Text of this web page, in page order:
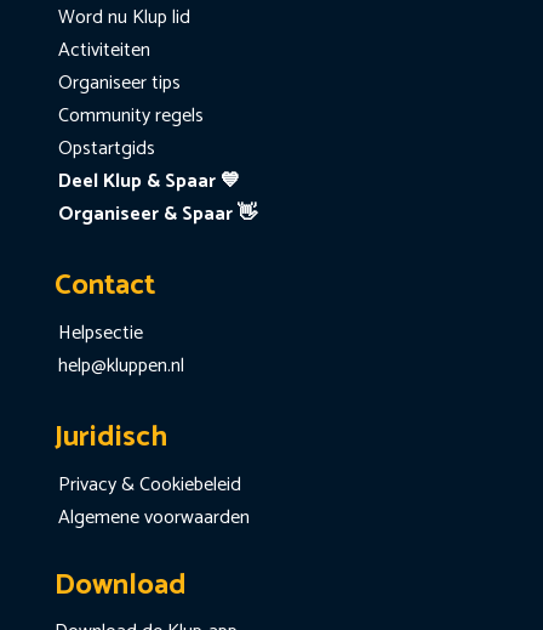
Word nu Klup lid
Activiteiten
Organiseer tips
Community regels
Opstartgids
Deel Klup & Spaar 💙
Organiseer & Spaar 👋
Contact
Helpsectie
help@kluppen.nl
Juridisch
Privacy & Cookiebeleid
Algemene voorwaarden
Download